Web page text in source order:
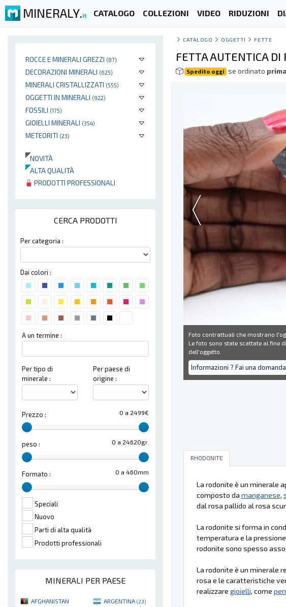
MINERALY.it CATALOGO COLLEZIONI VIDEO RIDUZIONI
ROCCE E MINERALI GREZZI (87)
DECORAZIONI MINERALI (625)
MINERALI CRISTALLIZZATI (555)
OGGETTI IN MINERALI (922)
FOSSILI (175)
GIOIELLI MINERALI (354)
METEORITI (23)
NOVITÀ
ALTA QUALITÀ
PRODOTTI PROFESSIONALI
CERCA PRODOTTI
Per categoria :
Dai colori :
A un termine :
Per tipo di
minerale :
Per paese di
origine :
0 a 2499€
Prezzo :
0 a 24620gr.
peso :
0 a 460mm
Formato :
Speciali
Nuovo
Parti di alta qualità
Prodotti professionali
MINERALI PER PAESE
AFGHANISTAN ARGENTINA (23)
CATALOGO OGGETTI FETTE
FETTA AUTENTICA
Spedito oggi se ordinato
Foto contrattuali che mostrano
Le foto sono state scattate al fine
dell'oggetto.
Informazioni ? Fai una domanda
RHODONITE
La rodonite è un minerale
composto da manganese,
dal rosa pallido al rosa
La rodonite si forma in
temperatura e la
rodonite sono spesso
La rodonite è un minerale
rosa e le caratteristiche
realizzare gioielli, come